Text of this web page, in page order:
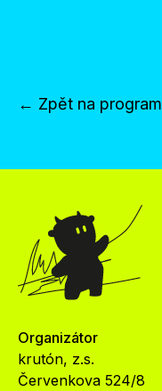
← Zpět na program
Organizátor
krutón, z.s.
Červenkova 524/8